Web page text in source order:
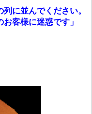
に並んでください。
客様に迷惑です」